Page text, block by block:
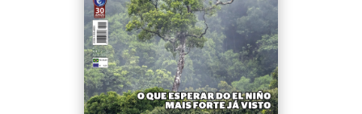
Mais lidas da semana